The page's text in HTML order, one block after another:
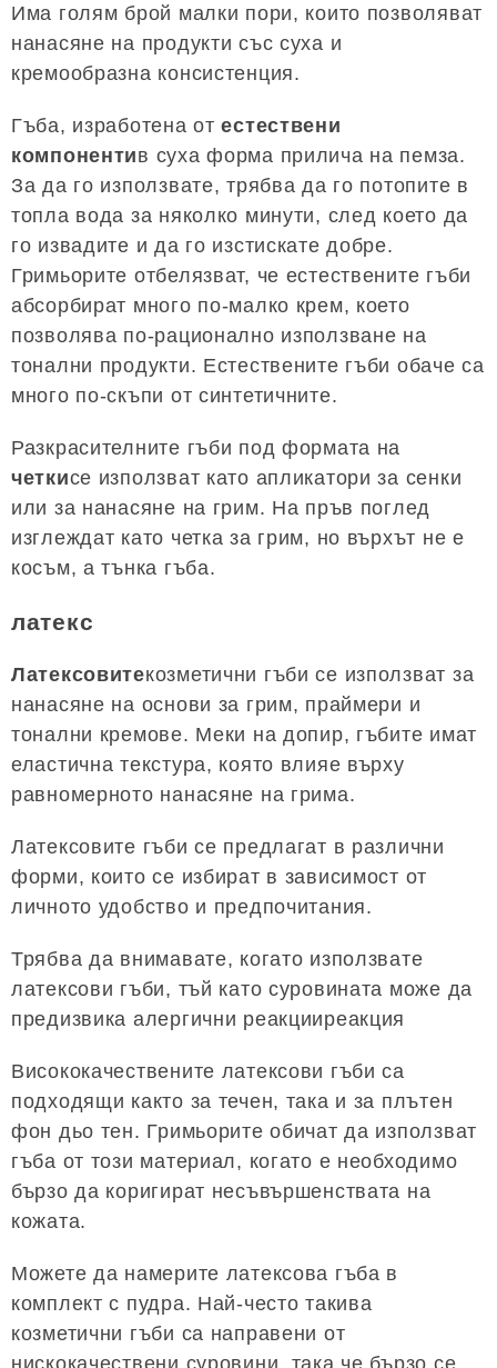
Има голям брой малки пори, които позволяват
нанасяне на продукти със суха и
кремообразна консистенция.
Гъба, изработена отестествени
компонентив суха форма прилича на пемза.
За да го използвате, трябва да го потопите в
топла вода за няколко минути, след което да
го извадите и да го изстискате добре.
Гримьорите отбелязват, че естествените гъби
абсорбират много по-малко крем, което
позволява по-рационално използване на
тонални продукти. Естествените гъби обаче са
много по-скъпи от синтетичните.
Разкрасителните гъби под формата на
четкисе използват като апликатори за сенки
или за нанасяне на грим. На пръв поглед
изглеждат като четка за грим, но върхът не е
косъм, а тънка гъба.
латекс
Латексовитекозметични гъби се използват за
нанасяне на основи за грим, праймери и
тонални кремове. Меки на допир, гъбите имат
еластична текстура, която влияе върху
равномерното нанасяне на грима.
Латексовите гъби се предлагат в различни
форми, които се избират в зависимост от
личното удобство и предпочитания.
Трябва да внимавате, когато използвате
латексови гъби, тъй като суровината може да
предизвика алергични реакцииреакция
Висококачествените латексови гъби са
подходящи както за течен, така и за плътен
фон дьо тен. Гримьорите обичат да използват
гъба от този материал, когато е необходимо
бързо да коригират несъвършенствата на
кожата.
Можете да намерите латексова гъба в
комплект с пудра. Най-често такива
козметични гъби са направени от
нискокачествени суровини, така че бързо се